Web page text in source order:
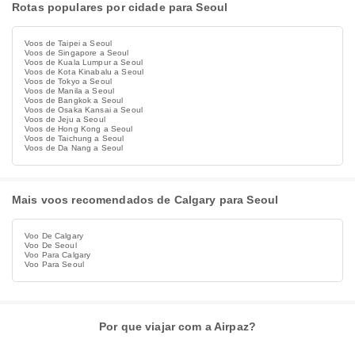
Rotas populares por cidade para Seoul
Voos de Taipei a Seoul
Voos de Singapore a Seoul
Voos de Kuala Lumpur a Seoul
Voos de Kota Kinabalu a Seoul
Voos de Tokyo a Seoul
Voos de Manila a Seoul
Voos de Bangkok a Seoul
Voos de Osaka Kansai a Seoul
Voos de Jeju a Seoul
Voos de Hong Kong a Seoul
Voos de Taichung a Seoul
Voos de Da Nang a Seoul
Mais voos recomendados de Calgary para Seoul
Voo De Calgary
Voo De Seoul
Voo Para Calgary
Voo Para Seoul
Por que viajar com a Airpaz?